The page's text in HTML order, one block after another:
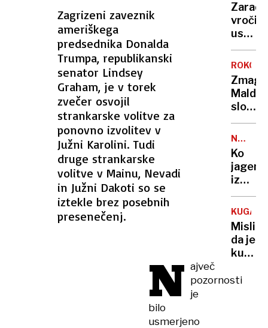
Zagrizeni zaveznik
ameriškega
predsednika Donalda
Trumpa, republikanski
senator Lindsey
Graham, je v torek
zvečer osvojil
strankarske volitve za
ponovno izvolitev v
Južni Karolini. Tudi
druge strankarske
volitve v Mainu, Nevadi
in Južni Dakoti so se
iztekle brez posebnih
presenečenj.
N ajveč
pozornosti
je
bilo
usmerjeno
nove
viruse
VAL
Zaradi
žičnice
na
v
Alpah
Maldi
v
finalu
EP
NA
Ko
najprej
ga je
ubil,
nato
še
KUGA
da je
kuga